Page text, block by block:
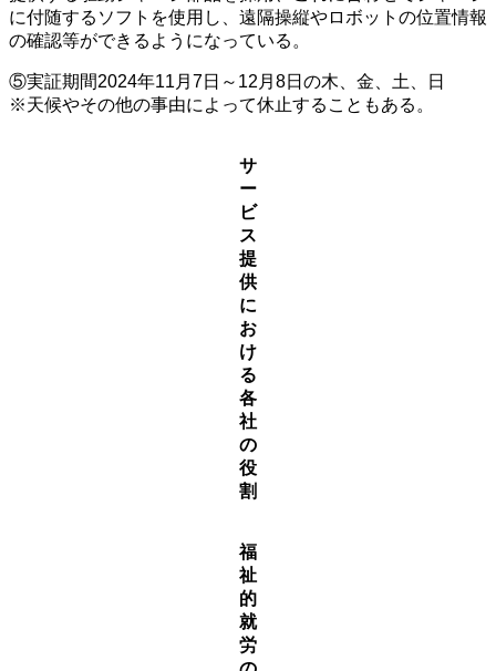
に付随するソフトを使用し、遠隔操縦やロボットの位置情報
の確認等ができるようになっている。
⑤実証期間2024年11月7日～12月8日の木、金、土、日
※天候やその他の事由によって休止することもある。
サ
ー
ビ
ス
提
供
に
お
け
る
各
社
の
役
割
福
祉
的
就
労